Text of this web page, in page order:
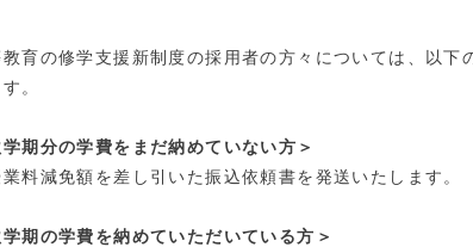
育の修学支援新制度の採用者の方々については、以
。
学期分の学費をまだ納めていない方＞
料減免額を差し引いた振込依頼書を発送いたします。
学期の学費を納めていただいている方＞